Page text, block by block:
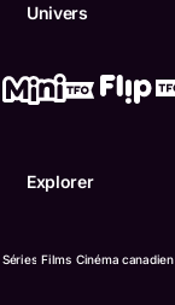
Univers
Explorer
Séries Films Cinéma canadien
Contactez-nous
ONFR
Boukili